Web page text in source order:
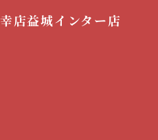
店益城インター店